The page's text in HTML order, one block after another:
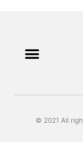
© 2021 All